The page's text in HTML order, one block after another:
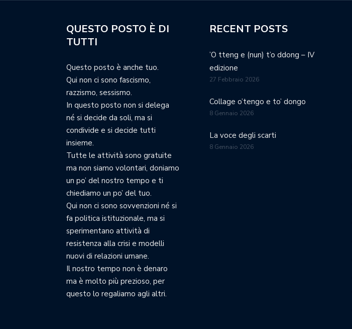
QUESTO POSTO È DI
TUTTI
Questo posto è anche tuo.
Qui non ci sono fascismo,
razzismo, sessismo.
In questo posto non si delega
né si decide da soli, ma si
condivide e si decide tutti
insieme.
Tutte le attività sono gratuite
ma non siamo volontari, doniamo
un po’ del nostro tempo e ti
chiediamo un po’ del tuo.
Qui non ci sono sovvenzioni né si
fa politica istituzionale, ma si
sperimentano attività di
resistenza alla crisi e modelli
nuovi di relazioni umane.
Il nostro tempo non è denaro
ma è molto più prezioso, per
questo lo regaliamo agli altri.
RECENT POSTS
’O tteng e (nun) t’o ddong – IV
edizione
27 Febbraio 2026
Collage o’tengo e to’ dongo
8 Gennaio 2026
La voce degli scarti
8 Gennaio 2026